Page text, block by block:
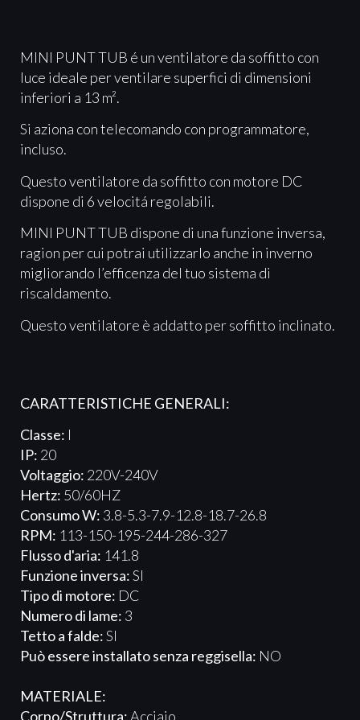
MINI PUNT TUB é un ventilatore da soffitto con
luce ideale per ventilare superfici di dimensioni
inferiori a 13 m².
Si aziona con telecomando con programmatore,
incluso.
Questo ventilatore da soffitto con motore DC
dispone di 6 velocitá regolabili.
MINI PUNT TUB dispone di una funzione inversa,
ragion per cui potrai utilizzarlo anche in inverno
migliorando l’efficenza del tuo sistema di
riscaldamento.
Questo ventilatore è addatto per soffitto inclinato.
CARATTERISTICHE GENERALI:
Classe: I
IP: 20
Voltaggio: 220V-240V
Hertz: 50/60HZ
Consumo W: 3.8-5.3-7.9-12.8-18.7-26.8
RPM: 113-150-195-244-286-327
Flusso d'aria: 141.8
Funzione inversa:SI
Tipo di motore: DC
Numero di lame: 3
Tetto a falde:SI
Può essere installato senza reggisella: NO
MATERIALE:
Corpo/Struttura:Acciaio